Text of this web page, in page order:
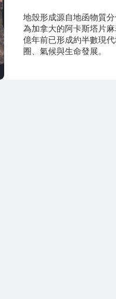
地殼形成源自地函物質
為加拿大的阿卡斯塔片
億年前已形成約半數現
圈、氣候與生命發展。